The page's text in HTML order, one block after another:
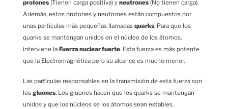
protones (Tienen carga positiva) y neutrones (No tienen carga).
Además, estos protones y neutrones están compuestos por
unas partículas más pequeñas llamadas quarks. Para que los
quarks se mantengan unidos en el núcleo de los átomos,
interviene la Fuerza nuclear fuerte. Esta fuerza es más potente
que la Electromagnética pero su alcance es mucho menor.
Las partículas responsables en la transmisión de esta fuerza son
los gluones. Los gluones hacen que los quarks se mantengan
unidos y que los núcleos se los átomos sean estables.